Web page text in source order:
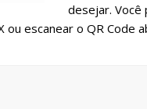
desejar. Você
ou escanear o QR Code